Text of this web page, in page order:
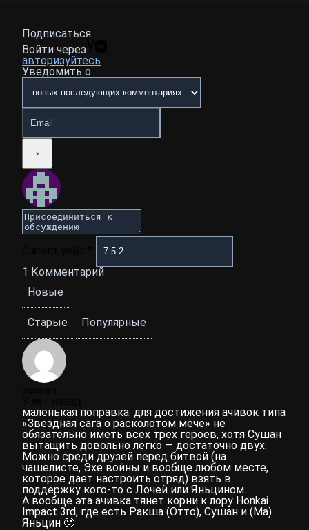
Подписаться
Войти через
авторизуйтесь
Уведомить о
1 Комментарий
Новые
Старые Популярные
маленькая поправка: для достижения ачивок типа
«Звездная сага о расколотом мече» не
обязательно иметь всех трех героев, хотя Сушан
вытащить довольно легко — достаточно двух.
Можно среди друзей перед битвой (на
чашелисте, Эхе войны и вообще любом месте,
которое дает настроить отряд) взять в
поддержку кого-то с Лочей или Яньцином.
А вообще эта ачивка тянет корни к лору Honkai
Impact 3rd, где есть Ракша (Отто), Сушан и (Ма)
Яньцин 🙂